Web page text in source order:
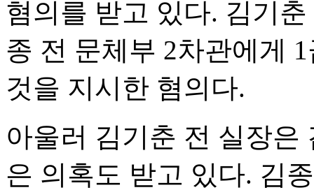
혐의를 받고 있다. 김기
종 전 문체부 2차관에게
것을 지시한 혐의다.
아울러 김기춘 전 실장은
은 의혹도 받고 있다. 김